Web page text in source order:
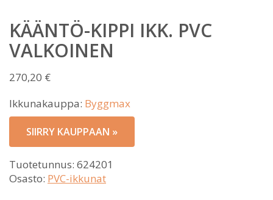
KÄÄNTÖ-KIPPI IKK. PVC
VALKOINEN
270,20 €
Ikkunakauppa: Byggmax
SIIRRY KAUPPAAN »
Tuotetunnus: 624201
Osasto: PVC-ikkunat